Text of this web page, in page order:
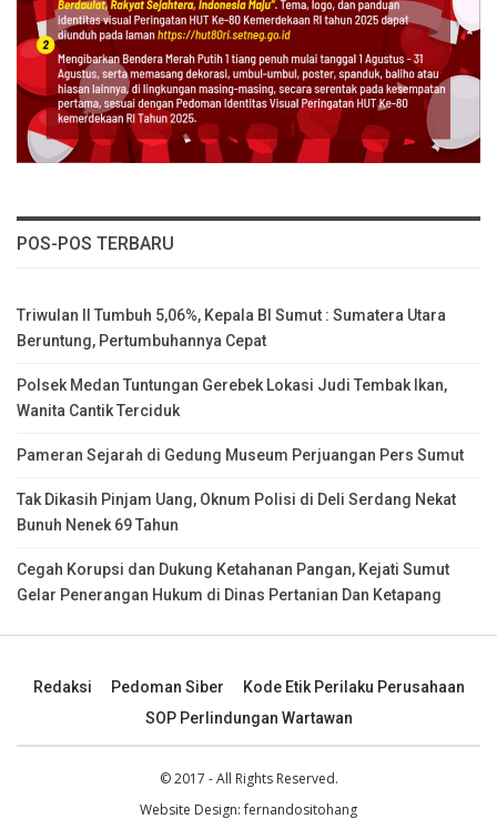
POS-POS TERBARU
Triwulan II Tumbuh 5,06%, Kepala BI Sumut : Sumatera Utara
Beruntung, Pertumbuhannya Cepat
Polsek Medan Tuntungan Gerebek Lokasi Judi Tembak Ikan,
Wanita Cantik Terciduk
Pameran Sejarah di Gedung Museum Perjuangan Pers Sumut
Tak Dikasih Pinjam Uang, Oknum Polisi di Deli Serdang Nekat
Bunuh Nenek 69 Tahun
Cegah Korupsi dan Dukung Ketahanan Pangan, Kejati Sumut
Gelar Penerangan Hukum di Dinas Pertanian Dan Ketapang
Redaksi Pedoman Siber
Kode Etik Perilaku Perusahaan
SOP Perlindungan Wartawan
© 2017 - All Rights Reserved.
Website Design:fernandositohang